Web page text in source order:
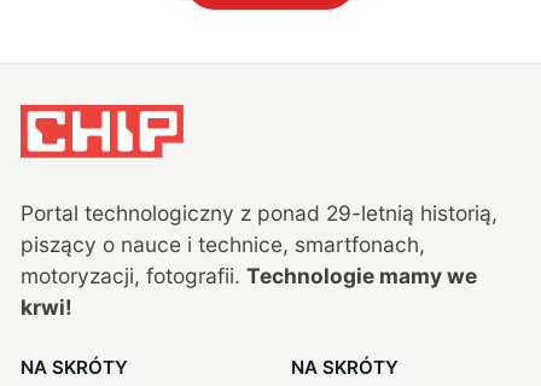
Portal technologiczny z ponad 29-letnią historią,
piszący o nauce i technice, smartfonach,
motoryzacji, fotografii. Technologie mamy we
krwi!
NA SKRÓTY NA SKRÓTY